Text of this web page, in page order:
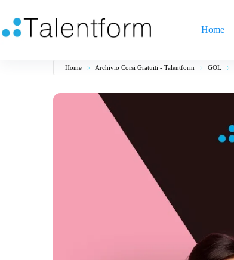
Home
Home Archivio Corsi Gratuiti - Talentform GOL